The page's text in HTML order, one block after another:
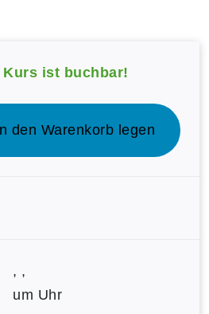
Kurs ist buchbar!
den Warenkorb legen
, ,
um Uhr